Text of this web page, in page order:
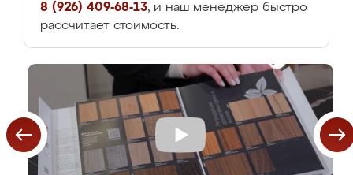
8 (926) 409-68-13, и наш менеджер быстро
рассчитает стоимость.